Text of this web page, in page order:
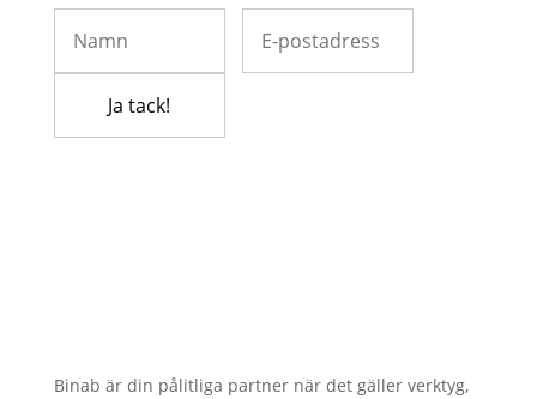
Binab är din pålitliga partner när det gäller verktyg,